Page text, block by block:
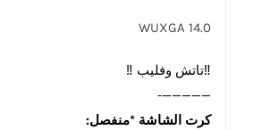
14.0 WUXGA
‼️تاتش وفليب ‼️
—————-
كرت الشاشة *منفصل: